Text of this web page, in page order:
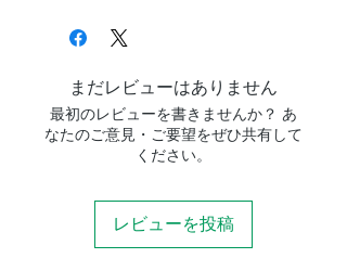
まだレビューはありません
最初のレビューを書きませんか？ あ
なたのご意見・ご要望をぜひ共有して
ください。
レビューを投稿